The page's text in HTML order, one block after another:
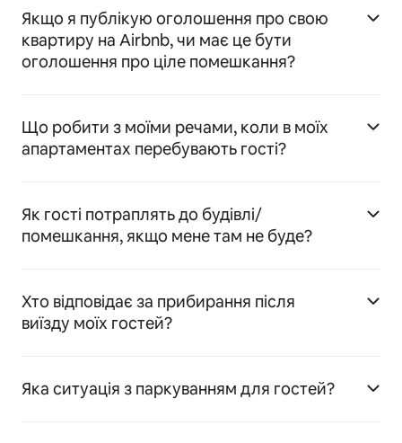
Якщо я публікую оголошення про свою
квартиру на Airbnb, чи має це бути
оголошення про ціле помешкання?
Що робити з моїми речами, коли в моїх
апартаментах перебувають гості?
Як гості потраплять до будівлі/
помешкання, якщо мене там не буде?
Хто відповідає за прибирання після
виїзду моїх гостей?
Яка ситуація з паркуванням для гостей?